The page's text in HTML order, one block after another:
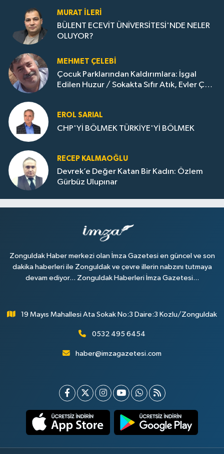
MURAT İLERI
BÜLENT ECEVİT ÜNİVERSİTESİ'NDE NELER
OLUYOR?
MEHMET ÇELEBI
Çocuk Parklarından Kaldırımlara: İşgal
Edilen Huzur / Sokakta Sıfır Atık, Evler Çöp
EROL SARIAL
CHP'Yİ BÖLMEK TÜRKİYE'Yİ BÖLMEK
RECEP KALMAOĞLU
Devrek’e Değer Katan Bir Kadın: Özlem
Gürbüz Ulupınar
Zonguldak Haber merkezi olan İmza Gazetesi en güncel ve son
dakika haberleri ile Zonguldak ve çevre illerin nabzını tutmaya
devam ediyor... Zonguldak Haberleri İmza Gazetesi...
19 Mayıs Mahallesi Ata Sokak No:3 Daire:3 Kozlu/Zonguldak
0532 495 6454
haber@imzagazetesi.com